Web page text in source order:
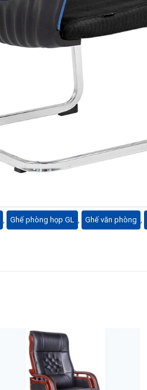
Ghế phòng họp GL Ghế văn phòng